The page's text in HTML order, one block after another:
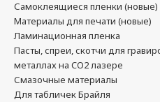
Самоклеящиеся пленки (новые)
Материалы для печати (новые)
Ламинационная пленка
Пасты, спреи, скотчи для
металлах на CO2 лазере
Смазочные материалы
Для табличек Брайля